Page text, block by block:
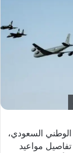
السعودي،
مواعيد